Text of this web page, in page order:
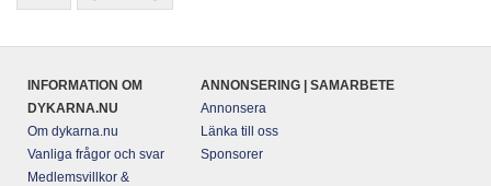
INFORMATION OM
DYKARNA.NU
Om dykarna.nu
Vanliga frågor och svar
Medlemsvillkor &
ANNONSERING | SAMARBETE
Annonsera
Länka till oss
Sponsorer